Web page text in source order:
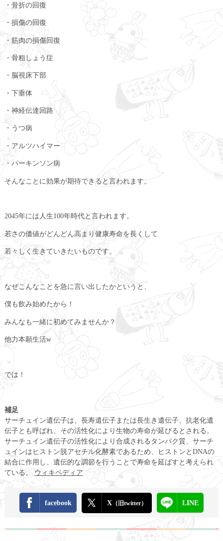
・骨折の回復
・損傷の回復
・筋肉の損傷回復
・骨粗しょう症
・脳視床下部
・下垂体
・神経伝達回路
・うつ病
・アルツハイマー
・パーキンソン病
そんなことに効果が期待できると言われます。
2045年には人生100年時代と言われます。
若さの価値がどんどん高まり健康寿命を長くして
若々しく生きていきたいものです。
なぜこんなことを急に言い出したかというと、
僕も飲み始めたから！
みんなも一緒に初めてみませんか？
他力本願生活w
では！
補足
サーチュイン遺伝子は、長寿遺伝子または長生き遺伝子、抗老化遺
伝子とも呼ばれ、その活性化により生物の寿命が延びるとされる。
サーチュイン遺伝子の活性化により合成されるタンパク質、サーチ
ュインはヒストン脱アセチル化酵素であるため、ヒストンとDNAの
結合に作用し、遺伝的な調節を行うことで寿命を延ばすと考えられ
ている。 ウィキペディア
facebook X（旧twitter） LINE